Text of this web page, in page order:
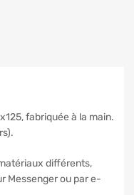
fabriquée à la main.
différents,
Messenger ou par e-